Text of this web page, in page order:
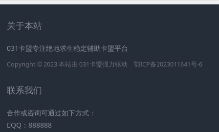
关于本站
031卡盟专注绝地求生稳定辅助卡盟平台
Copyright © 2023 本站由 031卡盟强力驱动 鄂ICP备2023011641号-6
联系我们
合作或咨询可通过如下方式：
QQ：888888